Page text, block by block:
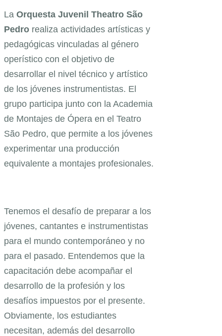
La Orquesta Juvenil Theatro São
Pedro realiza actividades artísticas y
pedagógicas vinculadas al género
operístico con el objetivo de
desarrollar el nivel técnico y artístico
de los jóvenes instrumentistas. El
grupo participa junto con la Academia
de Montajes de Ópera en el Teatro
São Pedro, que permite a los jóvenes
experimentar una producción
equivalente a montajes profesionales.
Tenemos el desafío de preparar a los
jóvenes, cantantes e instrumentistas
para el mundo contemporáneo y no
para el pasado. Entendemos que la
capacitación debe acompañar el
desarrollo de la profesión y los
desafíos impuestos por el presente.
Obviamente, los estudiantes
necesitan, además del desarrollo